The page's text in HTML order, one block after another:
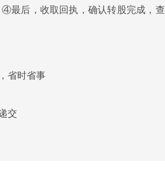
后，收取回执，确认转股完成，
省时省事
交